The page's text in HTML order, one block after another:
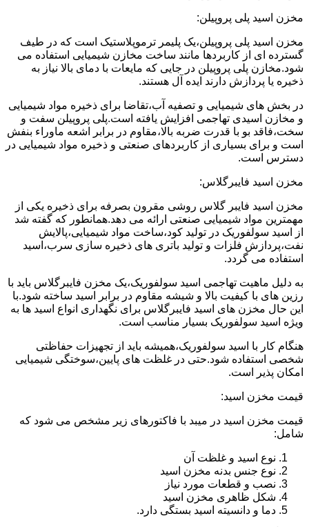
مخزن اسید پلی پروپیلن:
مخزن اسید پلی پروپیلن،یک پلیمر ترموپلاستیک است که در طیف
گسترده ای از کاربردها مانند ساخت مخازن شیمیایی استفاده می
شود.مخازن پلی پروپیلن در جایی که مایعات با دمای بالا نیاز به
ذخیره یا پردازش دارند ایده آل هستند.
در بخش های شیمیایی و تصفیه آب،تقاضا برای ذخیره مواد شیمیایی
و مخازن اسیدی تهاجمی افزایش یافته است.پلی پروپیلن سفت و
سخت،فاقد بو با قدرت ضربه بالا،مقاوم در برابر اشعه ماوراء بنفش
است و برای بسیاری از کاربردهای صنعتی و ذخیره مواد شیمیایی در
دسترس است.
مخزن اسید فایبرگلاس:
مخزن اسید فایبر گلاس روشی مقرون بصرفه برای ذخیره یکی از
مهمترین مواد شیمیایی صنعتی ارائه می دهد.همانطور که گفته شد
از اسید سولفوریک در تولید کود،ساخت مواد شیمیایی،پالایش
نفت،پردازش فلزات و تولید باتری های ذخیره سازی سرب،اسید
استفاده می گردد.
به دلیل ماهیت تهاجمی اسید سولفوریک،یک مخزن فایبرگلاس باید با
رزین های با کیفیت بالا و شیشه مقاوم در برابر اسید ساخته شود.با
این حال مخزن های اسید فایبرگلاس برای نگهداری انواع اسید ها به
ویژه اسید سولفوریک بسیار مناسب است.
هنگام کار با اسید سولفوریک،همیشه باید از تجهیزات حفاظتی
شخصی استفاده شود.حتی در غلظت های پایین،سوختگی شیمیایی
امکان پذیر است.
قیمت مخزن اسید:
قیمت مخزن اسید در میبد با فاکتورهای زیر مشخص می شود که
شامل:
نوع اسید و غلظت آن
نوع جنس بدنه مخزن اسید
نصب و قطعات مورد نیاز
شکل ظاهری مخزن اسید
دما و دانسیته اسید بستگی دارد.